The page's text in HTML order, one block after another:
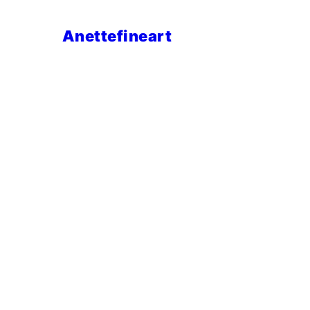
Anettefineart